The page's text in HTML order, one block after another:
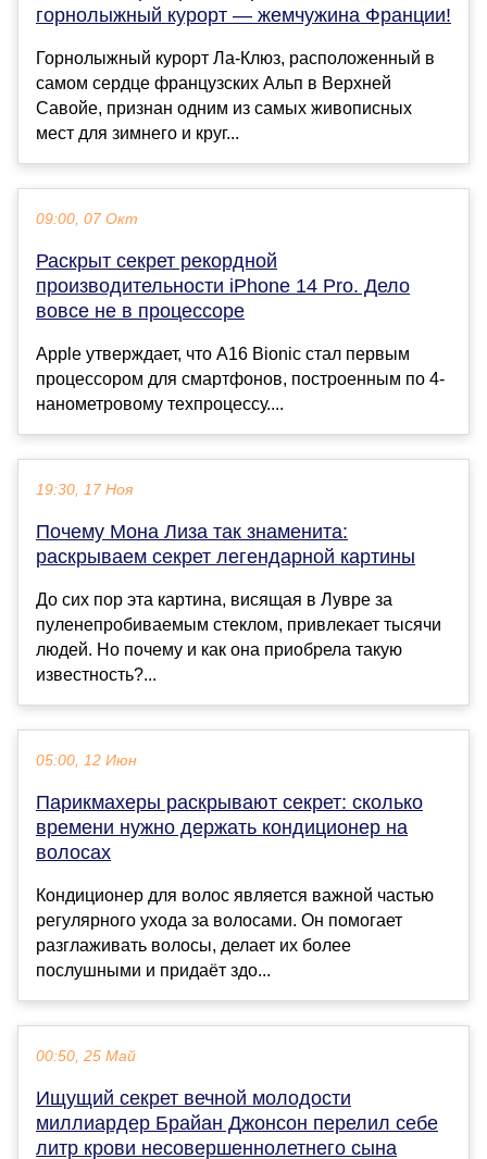
горнолыжный курорт — жемчужина Франции!
Горнолыжный курорт Ла-Клюз, расположенный в
самом сердце французских Альп в Верхней
Савойе, признан одним из самых живописных
мест для зимнего и круг...
09:00, 07 Окт
Раскрыт секрет рекордной
производительности iPhone 14 Pro. Дело
вовсе не в процессоре
Apple утверждает, что A16 Bionic стал первым
процессором для смартфонов, построенным по 4-
нанометровому техпроцессу....
19:30, 17 Ноя
Почему Мона Лиза так знаменита:
раскрываем секрет легендарной картины
До сих пор эта картина, висящая в Лувре за
пуленепробиваемым стеклом, привлекает тысячи
людей. Но почему и как она приобрела такую
известность?...
05:00, 12 Июн
Парикмахеры раскрывают секрет: сколько
времени нужно держать кондиционер на
волосах
Кондиционер для волос является важной частью
регулярного ухода за волосами. Он помогает
разглаживать волосы, делает их более
послушными и придаёт здо...
00:50, 25 Май
Ищущий секрет вечной молодости
миллиардер Брайан Джонсон перелил себе
литр крови несовершеннолетнего сына